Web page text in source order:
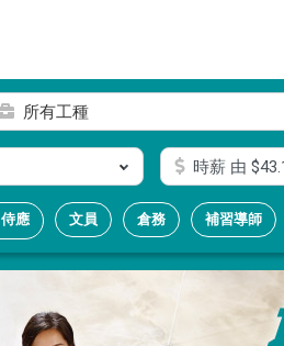
所有工種
時薪由 $
侍應 文員 倉務 補習導師